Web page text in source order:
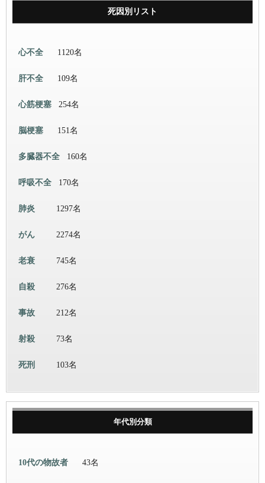
死因別リスト
心不全 1120名
肝不全 109名
心筋梗塞 254名
脳梗塞 151名
多臓器不全 160名
呼吸不全 170名
肺炎 1297名
がん 2274名
老衰 745名
自殺 276名
事故 212名
射殺 73名
死刑 103名
年代別分類
10代の物故者 43名